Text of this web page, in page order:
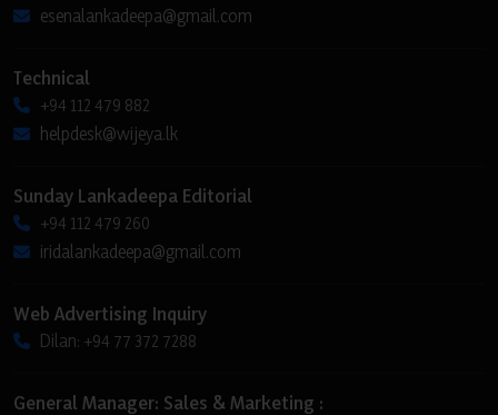
esenalankadeepa@gmail.com
Technical
+94 112 479 882
helpdesk@wijeya.lk
Sunday Lankadeepa Editorial
+94 112 479 260
iridalankadeepa@gmail.com
Web Advertising Inquiry
Dilan: +94 77 372 7288
General Manager: Sales & Marketing :